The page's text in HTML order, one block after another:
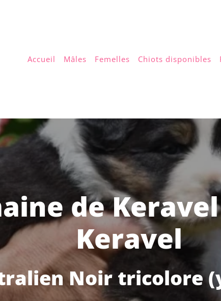
Accueil Mâles Femelles Chiots disponibles
de
Keravel
Noir tricolore